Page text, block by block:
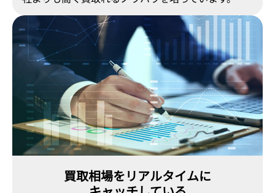
買取相場をリアルタイムに